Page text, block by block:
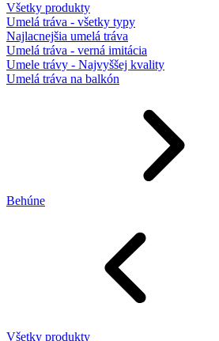
Všetky produkty
Umelá tráva - všetky typy
Najlacnejšia umelá tráva
Umelá tráva - verná imitácia
Umele trávy - Najvyššej kvality
Umelá tráva na balkón
Behúne
Všetky produkty